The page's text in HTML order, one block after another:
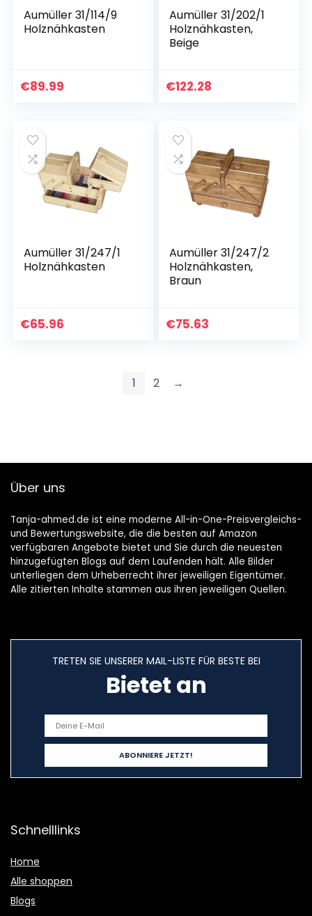
Aumüller 31/114/9
Holznähkasten
€89.99
Aumüller 31/202/1
Holznähkasten,
Beige
€122.28
Aumüller 31/247/1
Holznähkasten
€65.96
Aumüller 31/247/2
Holznähkasten,
Braun
€75.63
1 2 →
Über uns
Tanja-ahmed.de ist eine moderne All-in-One-Preisvergleichs-
und Bewertungswebsite, die die besten auf Amazon
verfügbaren Angebote bietet und Sie durch die neuesten
hinzugefügten Blogs auf dem Laufenden hält. Alle Bilder
unterliegen dem Urheberrecht ihrer jeweiligen Eigentümer.
Alle zitierten Inhalte stammen aus ihren jeweiligen Quellen.
TRETEN SIE UNSERER MAIL-LISTE FÜR BESTE BEI
Bietet an
Schnelllinks
Home
Alle shoppen
Blogs